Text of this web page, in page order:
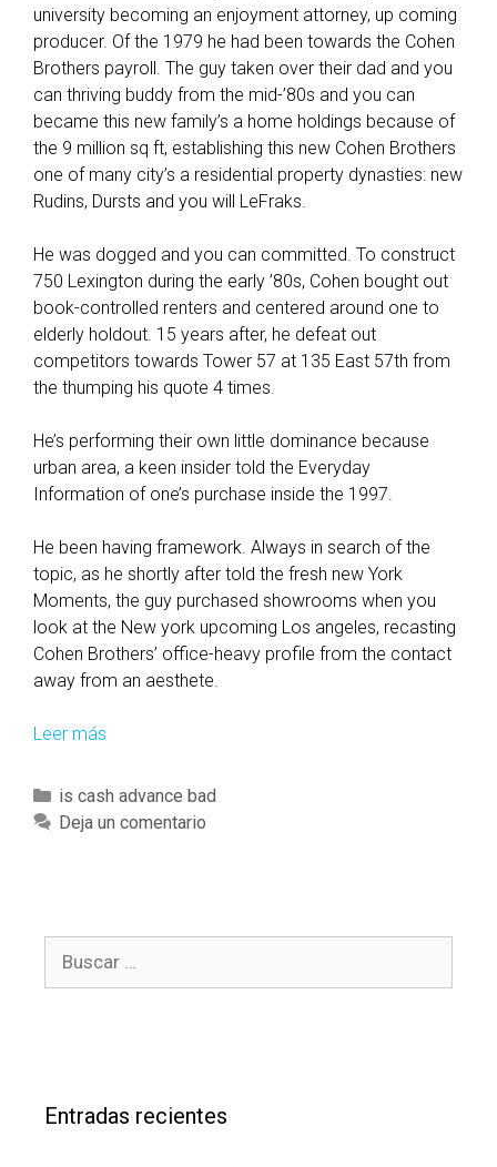
university becoming an enjoyment attorney, up coming
producer. Of the 1979 he had been towards the Cohen
Brothers payroll. The guy taken over their dad and you
can thriving buddy from the mid-’80s and you can
became this new family’s a home holdings because of
the 9 million sq ft, establishing this new Cohen Brothers
one of many city’s a residential property dynasties: new
Rudins, Dursts and you will LeFraks.
He was dogged and you can committed. To construct
750 Lexington during the early ’80s, Cohen bought out
book-controlled renters and centered around one to
elderly holdout. 15 years after, he defeat out
competitors towards Tower 57 at 135 East 57th from
the thumping his quote 4 times.
He’s performing their own little dominance because
urban area, a keen insider told the Everyday
Information of one’s purchase inside the 1997.
He been having framework. Always in search of the
topic, as he shortly after told the fresh new York
Moments, the guy purchased showrooms when you
look at the New york upcoming Los angeles, recasting
Cohen Brothers’ office-heavy profile from the contact
away from an aesthete.
Leer más
t
o
1
n
C
a
r
í
is cash advance bad
Deja un comentario
:Entradas recientes